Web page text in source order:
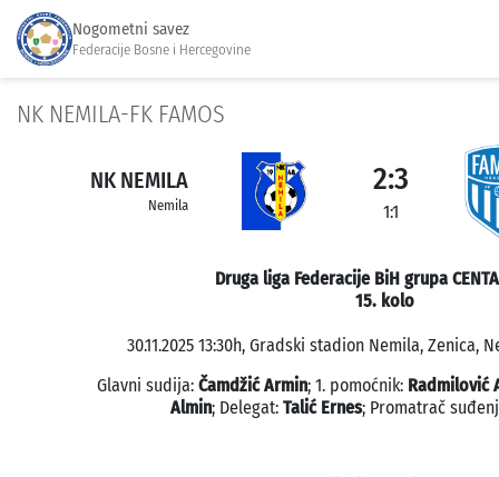
Nogometni savez
Federacije Bosne i Hercegovine
NK NEMILA-FK FAMOS
NK NEMILA
Nemila
2:3
1:1
Druga liga Federacije BiH grupa
15. kolo
30.11.2025 13:30h, Gradski stadion Nemila, Zenica,
Glavni sudija: Čamdžić Armin; 1. pomoćnik: Radmilović
Almin; Delegat: Talić Ernes; Promatrač